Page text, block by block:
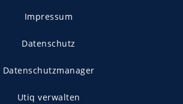
Impressum
Datenschutz
Datenschutzmanager
Utiq verwalten